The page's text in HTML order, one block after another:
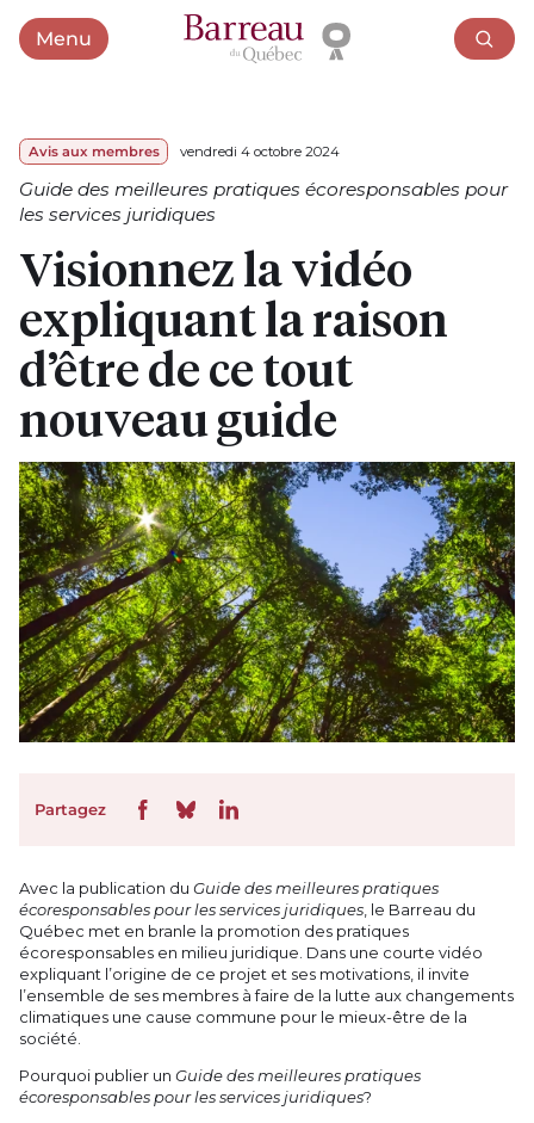
MenuOuvrir le menu
Avis aux membres vendredi 4 octobre 2024
Guide des meilleures pratiques écoresponsables pour
les services juridiques
Visionnez la vidéo
expliquant la raison
d’être de ce tout
nouveau guide
Partagez
Avec la publication duGuide des meilleures pratiques
écoresponsables pour les services juridiques, le Barreau du
Québec met en branle la promotion des pratiques
écoresponsables en milieu juridique. Dans une courte vidéo
expliquant l’origine de ce projet et ses motivations, il invite
l’ensemble de ses membres à faire de la lutte aux changements
climatiques une cause commune pour le mieux-être de la
société.
Pourquoi publier unGuide des meilleures pratiques
écoresponsables pour les services juridiques?